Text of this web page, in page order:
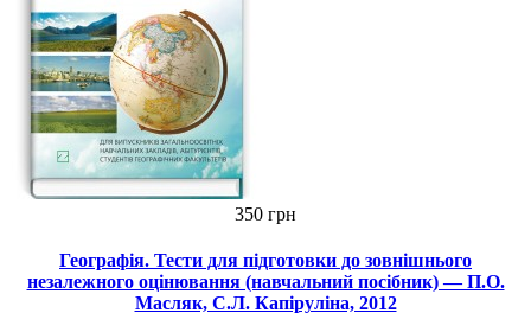
350 грн
Географія. Тести для підготовки до зовнішнього
незалежного оцінювання (навчальний посібник) — П.О.
Масляк, С.Л. Капіруліна, 2012